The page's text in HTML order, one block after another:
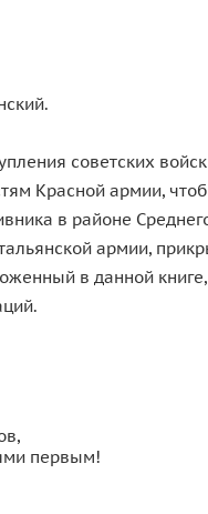
советских
Красной армии,
в районе
армии,
в данной
первым!